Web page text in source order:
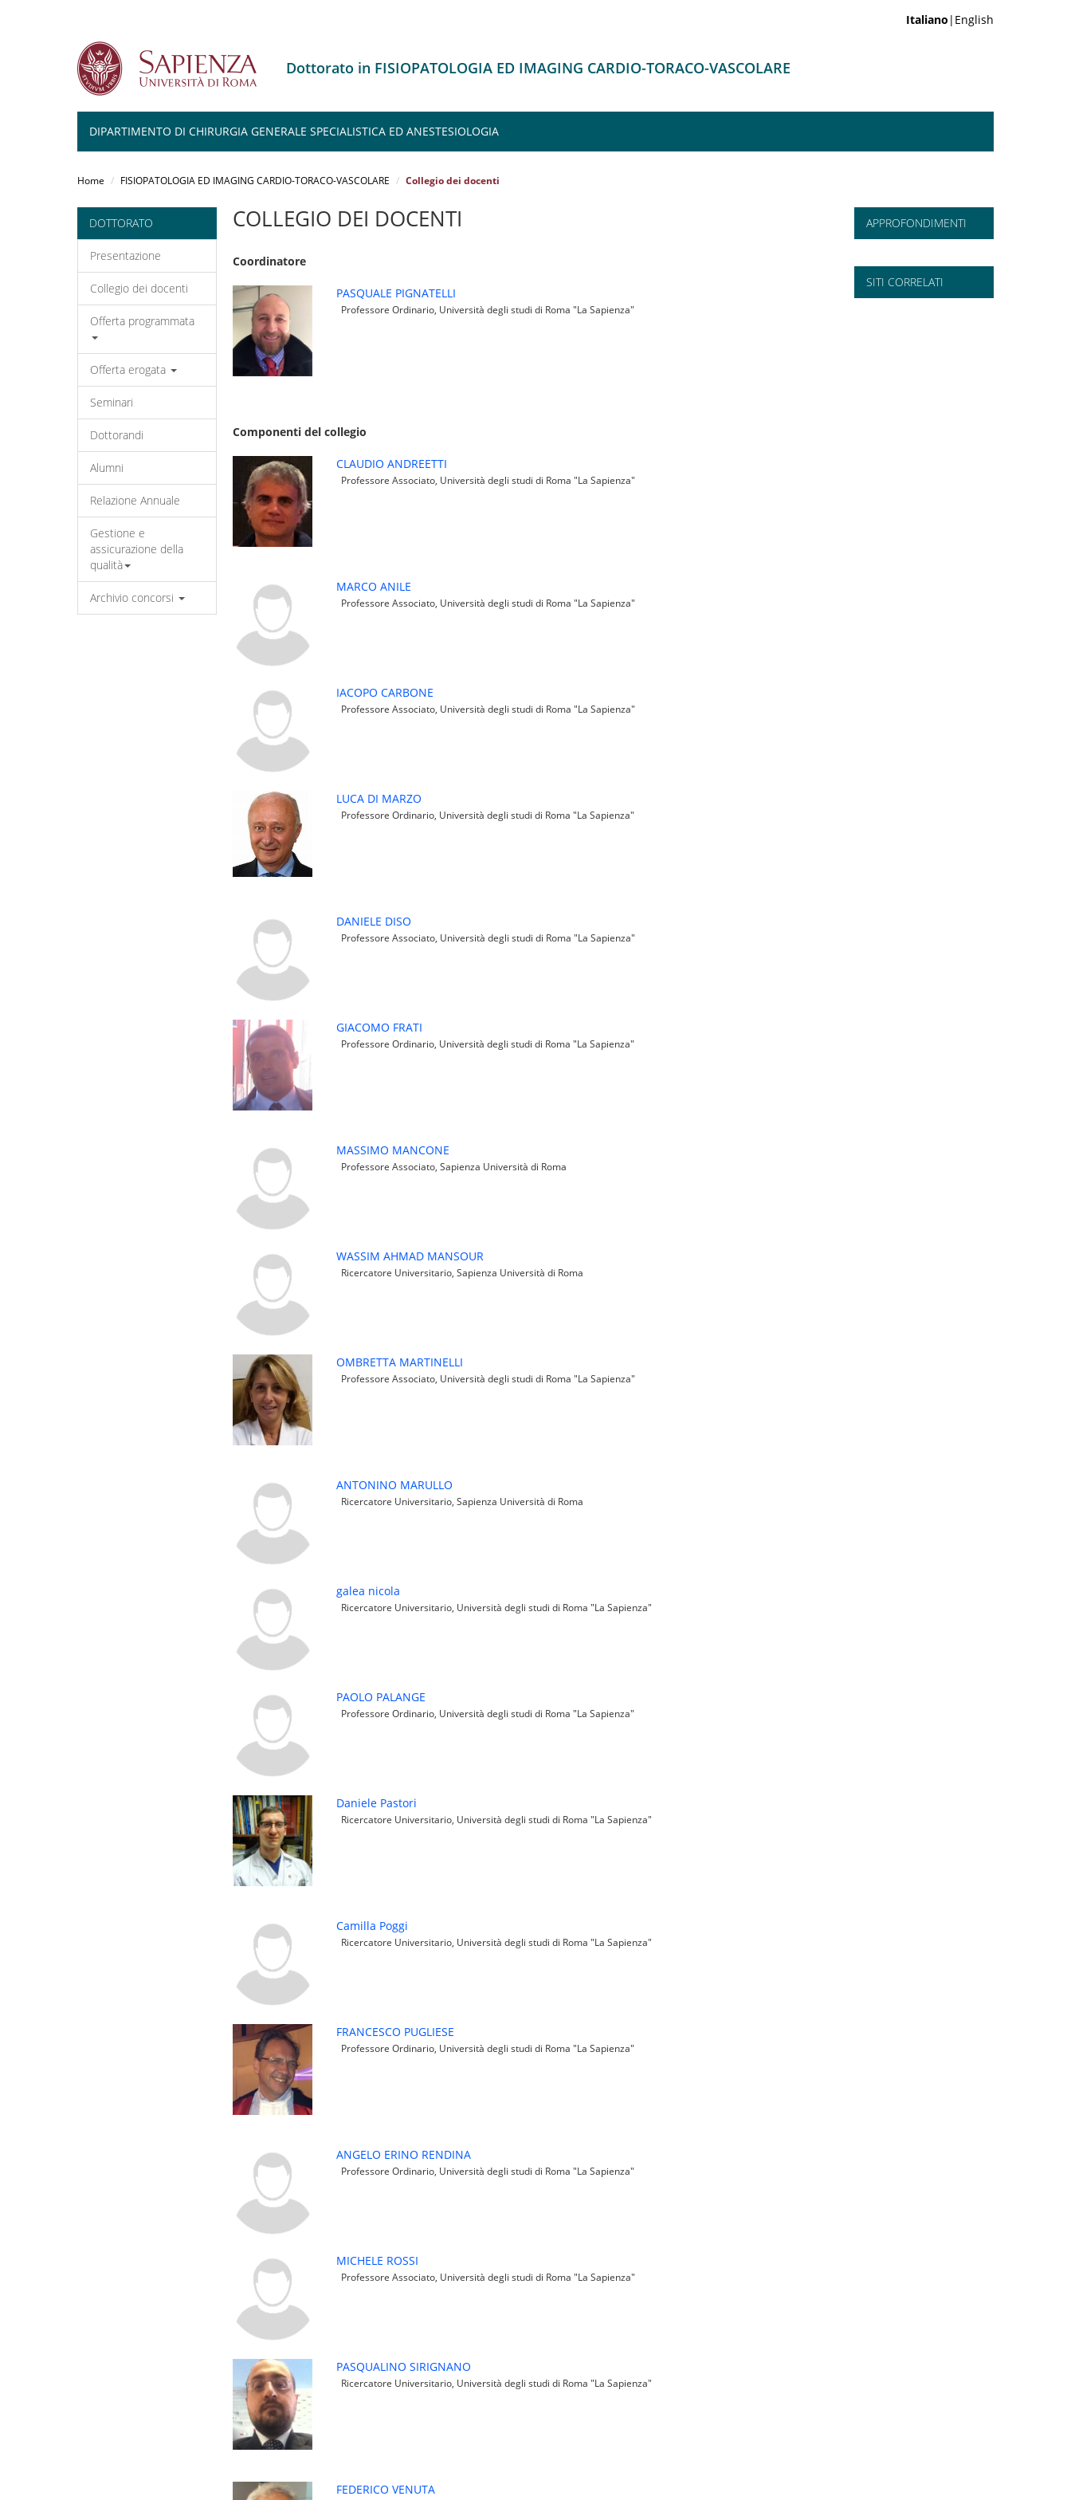
Italiano |English
Dottorato in FISIOPATOLOGIA ED IMAGING CARDIO-TORACO-VASCOLARE
DIPARTIMENTO DI CHIRURGIA GENERALE SPECIALISTICA ED ANESTESIOLOGIA
Home FISIOPATOLOGIA ED IMAGING CARDIO-TORACO-VASCOLARE Collegio dei docenti
DOTTORATO
Presentazione
Collegio dei docenti
Offerta programmata
Offerta erogata
Seminari
Dottorandi
Alumni
Relazione Annuale
Gestione e
assicurazione della
qualità
Archivio concorsi
COLLEGIO DEI DOCENTI
Coordinatore
PASQUALE PIGNATELLI
Professore Ordinario, Università degli studi di Roma "La Sapienza"
Componenti del collegio
CLAUDIO ANDREETTI
Professore Associato, Università degli studi di Roma "La Sapienza"
MARCO ANILE
Professore Associato, Università degli studi di Roma "La Sapienza"
IACOPO CARBONE
Professore Associato, Università degli studi di Roma "La Sapienza"
LUCA DI MARZO
Professore Ordinario, Università degli studi di Roma "La Sapienza"
DANIELE DISO
Professore Associato, Università degli studi di Roma "La Sapienza"
GIACOMO FRATI
Professore Ordinario, Università degli studi di Roma "La Sapienza"
MASSIMO MANCONE
Professore Associato, Sapienza Università di Roma
WASSIM AHMAD MANSOUR
Ricercatore Universitario, Sapienza Università di Roma
OMBRETTA MARTINELLI
Professore Associato, Università degli studi di Roma "La Sapienza"
ANTONINO MARULLO
Ricercatore Universitario, Sapienza Università di Roma
galea nicola
Ricercatore Universitario, Università degli studi di Roma "La Sapienza"
PAOLO PALANGE
Professore Ordinario, Università degli studi di Roma "La Sapienza"
Daniele Pastori
Ricercatore Universitario, Università degli studi di Roma "La Sapienza"
Camilla Poggi
Ricercatore Universitario, Università degli studi di Roma "La Sapienza"
FRANCESCO PUGLIESE
Professore Ordinario, Università degli studi di Roma "La Sapienza"
ANGELO ERINO RENDINA
Professore Ordinario, Università degli studi di Roma "La Sapienza"
MICHELE ROSSI
Professore Associato, Università degli studi di Roma "La Sapienza"
PASQUALINO SIRIGNANO
Ricercatore Universitario, Università degli studi di Roma "La Sapienza"
FEDERICO VENUTA
APPROFONDIMENTI
SITI CORRELATI